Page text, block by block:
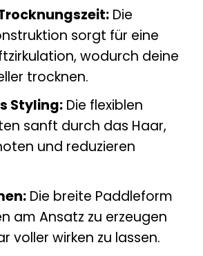
Die
sorgt für eine
wodurch deine
trocknen.
Styling:Die flexiblen
sanft durch das Haar,
und reduzieren
Die breite Paddleform
am Ansatz zu erzeugen
voller wirken zu lassen.